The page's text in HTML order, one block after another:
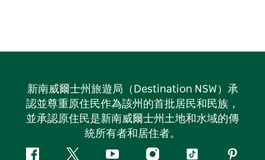
新南威爾士州旅遊局（Destination NSW）承
認並尊重原住民作為該州的首批居民和民族，
並承認原住民是新南威爾士州土地和水域的傳
統所有者和居住者。